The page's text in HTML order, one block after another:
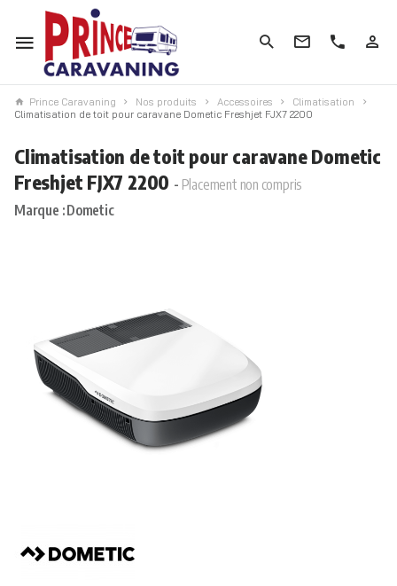
Prince Caravaning Nos produits Accessoires
Climatisation
Climatisation de toit pour caravane Dometic Freshjet FJX7 2200
Climatisation de toit pour caravane Dometic
Freshjet FJX7 2200
Placement non compris
Marque : Dometic